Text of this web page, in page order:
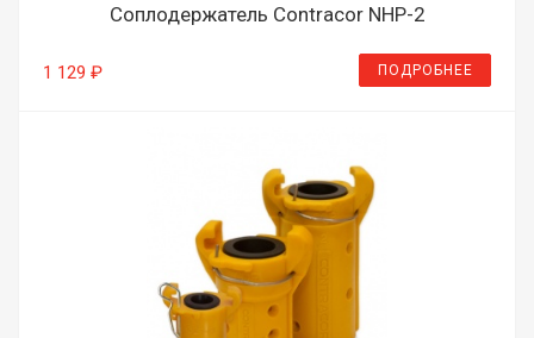
Соплодержатель Contracor NHP-2
1 129 ₽ ПОДРОБНЕЕ